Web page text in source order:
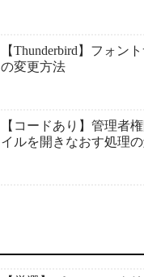
【Thunderbird】フォン
の変更方法
【コードあり】管理者
イルを開きなおす処理